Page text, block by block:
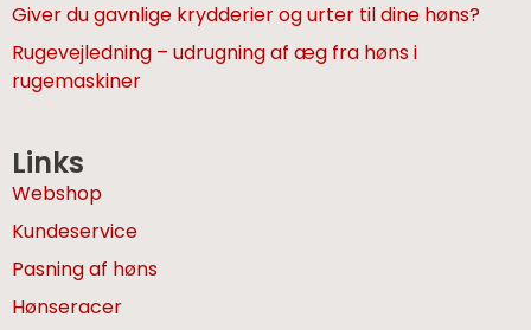
Giver du gavnlige krydderier og urter til dine høns?
Rugevejledning – udrugning af æg fra høns i
rugemaskiner
Links
Webshop
Kundeservice
Pasning af høns
Hønseracer